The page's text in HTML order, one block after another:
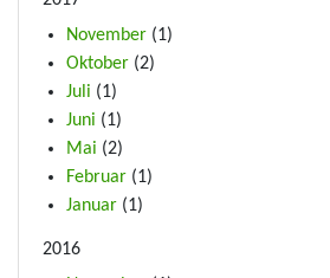
November (1)
Oktober (2)
Juli (1)
Juni (1)
Mai (2)
Februar (1)
Januar (1)
2016